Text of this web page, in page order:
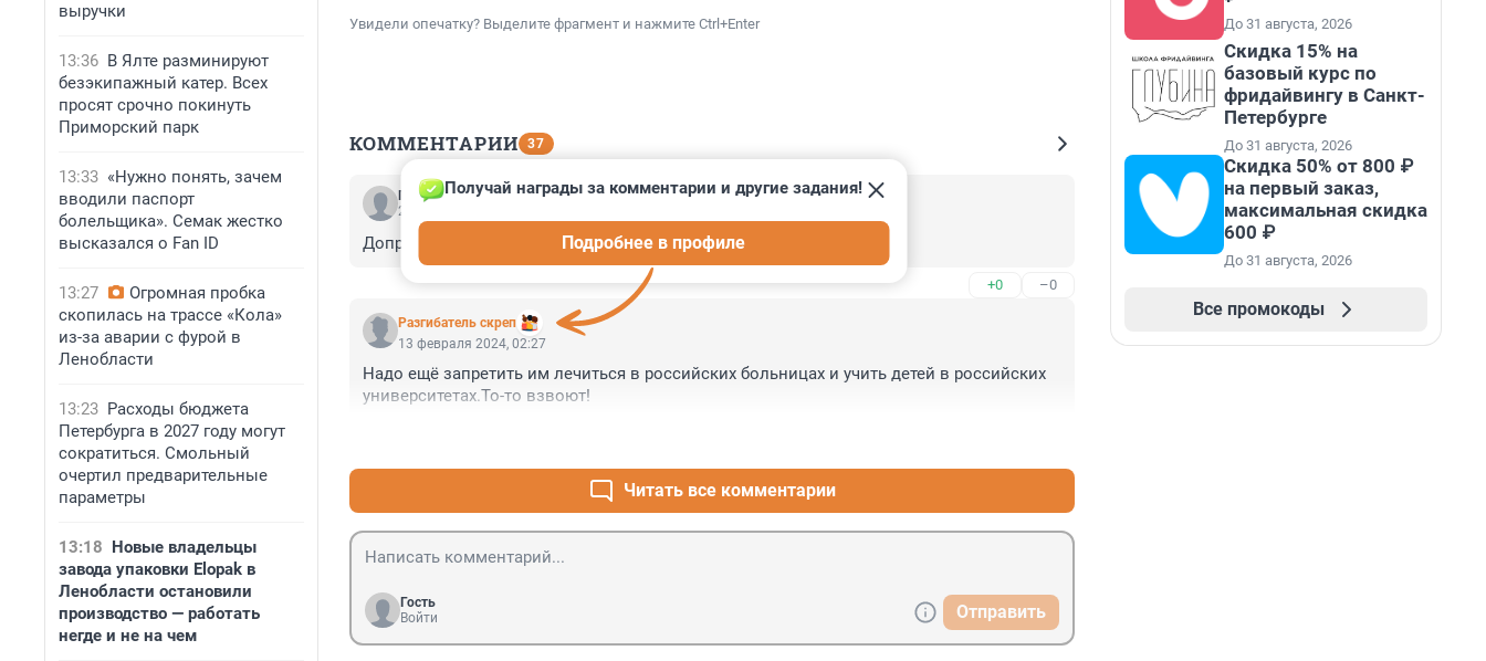
выручки
13:36 В Ялте разминируют
безэкипажный катер. Всех
просят срочно покинуть
Приморский парк
13:33 «Нужно понять, зачем
вводили паспорт
болельщика». Семак жестко
высказался о Fan ID
13:27
Огромная пробка
скопилась на трассе «Кола»
из-за аварии с фурой в
Ленобласти
13:23 Расходы бюджета
Петербурга в 2027 году могут
сократиться. Смольный
очертил предварительные
параметры
13:18 Новые владельцы
завода упаковки Elopak в
Ленобласти остановили
производство — работать
негде и не на чем
Увидели опечатку? Выделите фрагмент и нажмите Ctrl+Enter
КОММЕНТАРИИ 37
Гость
20 февраля 2024, 22:59
Допрыгалися англо- саксы, копец теперь ихней науке....
+0 –0
Разгибатель скреп
Получай награды за комментарии и другие задания!
Подробнее в профиле
13 февраля 2024, 02:27
Надо ещё запретить им лечиться в российских больницах и учить детей в российских
университетах.То-то взвоют!
Читать все комментарии
Гость
Войти
Отправить
До 31 августа, 2026
Скидка 15% на
базовый курс по
фридайвингу в Санкт-
Петербурге
До 31 августа, 2026
Скидка 50% от 800 ₽
на первый заказ,
максимальная скидка
600 ₽
До 31 августа, 2026
Все промокоды